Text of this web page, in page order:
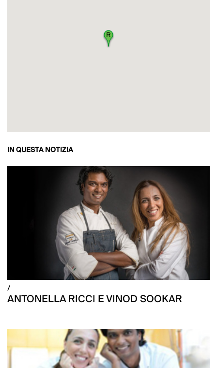
IN QUESTA NOTIZIA
/
ANTONELLA RICCI E VINOD SOOKAR